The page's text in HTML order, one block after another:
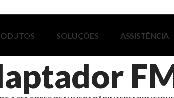
SOLUÇÕES ASSISTÊNCIA